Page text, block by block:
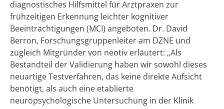
diagnostisches Hilfsmittel für Arztpraxen zur
frühzeitigen Erkennung leichter kognitiver
Beeinträchtigungen (MCI) angeboten. Dr. David
Berron, Forschungsgruppenleiter am DZNE und
zugleich Mitgründer von neotiv erläutert: „Als
Bestandteil der Validierung haben wir sowohl dieses
neuartige Testverfahren, das keine direkte Aufsicht
benötigt, als auch eine etablierte
neuropsychologische Untersuchung in der Klinik